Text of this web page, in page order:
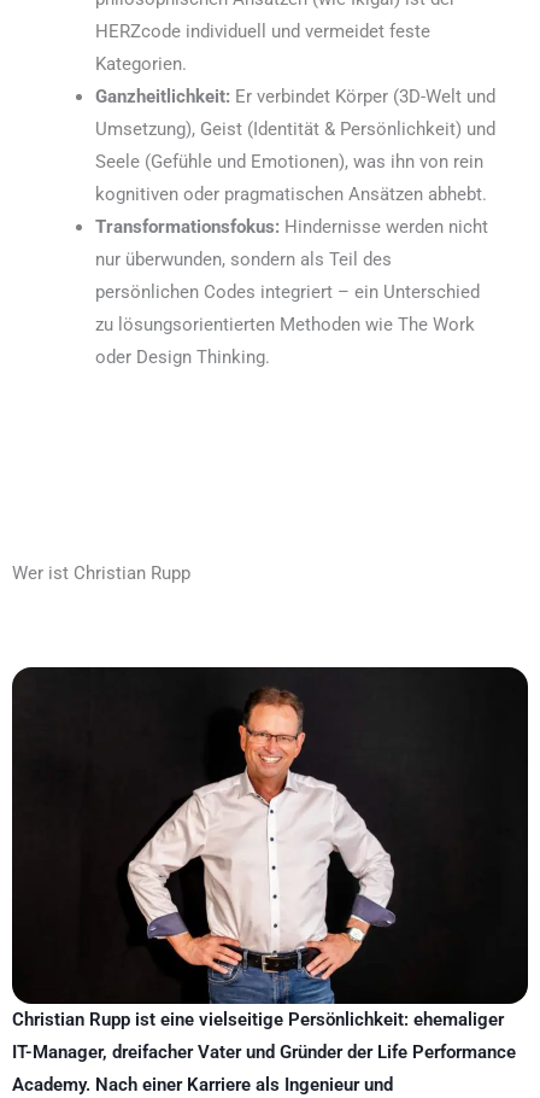
HERZcode individuell und vermeidet feste
Kategorien.
Ganzheitlichkeit: Er verbindet Körper (3D-Welt und
Umsetzung), Geist (Identität & Persönlichkeit) und
Seele (Gefühle und Emotionen), was ihn von rein
kognitiven oder pragmatischen Ansätzen abhebt.
Transformationsfokus: Hindernisse werden nicht
nur überwunden, sondern als Teil des
persönlichen Codes integriert – ein Unterschied
zu lösungsorientierten Methoden wie The Work
oder Design Thinking.
Wer ist Christian Rupp
Christian Rupp ist eine vielseitige Persönlichkeit: ehemaliger
IT-Manager, dreifacher Vater und Gründer der Life Performance
Academy. Nach einer Karriere als Ingenieur und